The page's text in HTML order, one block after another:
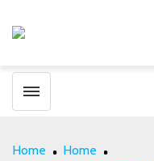
Toggle menubar
Home
Home